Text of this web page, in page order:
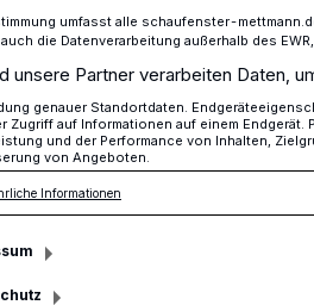
Infoständen und
umfasst alle schaufenster-
auch die Datenverarbeitung außerhalb des
unsere Partner verarbeiten Daten,
genauer Standortdaten.
Zugriff auf Informationen auf einem
und der Performance von Inhalten,
von Angeboten.
Informationen